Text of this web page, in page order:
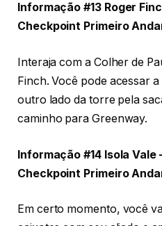
Informação #13 Roger
Checkpoint Primeiro
Interaja com a Colher de
Finch. Você pode acessar
outro lado da torre pela
caminho para Greenway.
Informação #14 Isola
Checkpoint Primeiro
Em certo momento, você